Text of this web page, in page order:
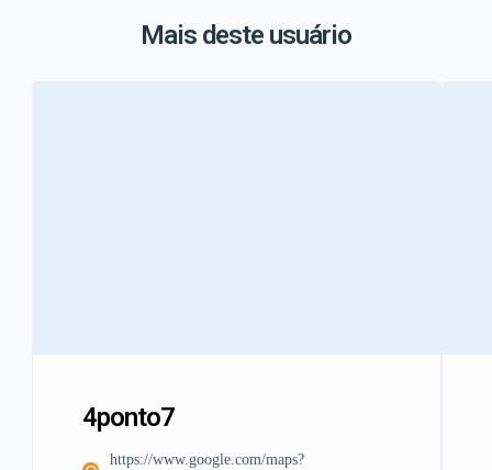
Mais deste usuário
4ponto7
https://www.google.com/maps?